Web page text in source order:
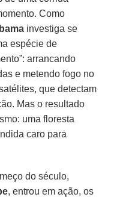
Como
Ibama investiga se
espécie de
arrancando
e metendo fogo no
que detectam
Mas o resultado
uma floresta
caro para
do século,
, entrou em ação, os